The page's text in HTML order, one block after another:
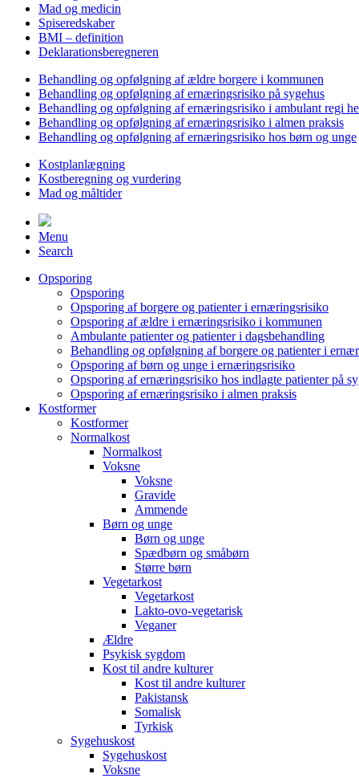
Mad og medicin
Spiseredskaber
BMI – definition
Deklarationsberegneren
Behandling og opfølgning af ældre borgere i kommunen
Behandling og opfølgning af ernæringsrisiko på sygehus
Behandling og opfølgning af ernæringsrisiko i ambulant regi
Behandling og opfølgning af ernæringsrisiko i almen praksis
Behandling og opfølgning af ernæringsrisiko hos børn og unge
Kostplanlægning
Kostberegning og vurdering
Mad og måltider
Menu
Search
Opsporing
Opsporing
Opsporing af borgere og patienter i ernæringsrisiko
Opsporing af ældre i ernæringsrisiko i kommunen
Ambulante patienter og patienter i dagsbehandling
Behandling og opfølgning af borgere og patienter i
Opsporing af børn og unge i ernæringsrisiko
Opsporing af ernæringsrisiko hos indlagte patienter på
Opsporing af ernæringsrisiko i almen praksis
Kostformer
Kostformer
Normalkost
Normalkost
Voksne
Voksne
Gravide
Ammende
Børn og unge
Børn og unge
Spædbørn og småbørn
Større børn
Vegetarkost
Vegetarkost
Lakto-ovo-vegetarisk
Veganer
Ældre
Psykisk sygdom
Kost til andre kulturer
Kost til andre kulturer
Pakistansk
Somalisk
Tyrkisk
Sygehuskost
Sygehuskost
Voksne